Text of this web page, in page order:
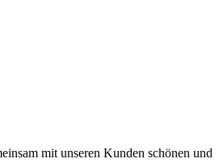
mit unseren Kunden schönen und